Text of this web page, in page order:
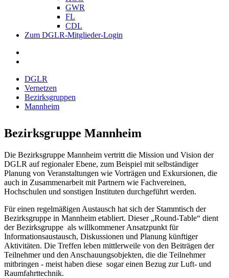
GWR
FL
CDL
Zum DGLR-Mitglieder-Login
DGLR
Vernetzen
Bezirksgruppen
Mannheim
Bezirksgruppe Mannheim
Die Bezirksgruppe Mannheim vertritt die Mission und Vision der
DGLR auf regionaler Ebene, zum Beispiel mit selbständiger
Planung von Veranstaltungen wie Vorträgen und Exkursionen, die
auch in Zusammenarbeit mit Partnern wie Fachvereinen,
Hochschulen und sonstigen Instituten durchgeführt werden.
Für einen regelmäßigen Austausch hat sich der Stammtisch der
Bezirksgruppe in Mannheim etabliert. Dieser „Round-Table“ dient
der Bezirksgruppe als willkommener Ansatzpunkt für
Informationsaustausch, Diskussionen und Planung künftiger
Aktivitäten. Die Treffen leben mittlerweile von den Beiträgen der
Teilnehmer und den Anschauungsobjekten, die die Teilnehmer
mitbringen - meist haben diese sogar einen Bezug zur Luft- und
Raumfahrttechnik.